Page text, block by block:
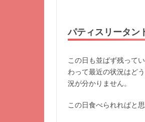
パティスリータン
この日も並ばず残って
わって最近の状況はど
況が分かりません。
この日食べられればと